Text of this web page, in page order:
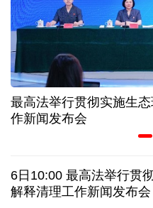
上半年规模以上工业中
从纪念馆到采油一线，
神
创新涌动，坚韧向前——
日本执政当局应停止在
最高法举行贯彻实施生
作新闻发布会
6日10:00 最高法举行贯
解释清理工作新闻发布会